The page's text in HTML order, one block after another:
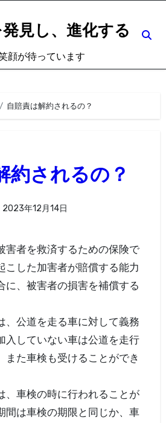
発見し、進化する
顔が待っています
自賠責は解約されるの？
約されるの？
2023年12月14日
こした加害者が賠償する能力
に、被害者の損害を補償する
、公道を走る車に対して義務
入していない車は公道を走行
また車検も受けることができ
、車検の時に行われることが
間は車検の期限と同じか、車